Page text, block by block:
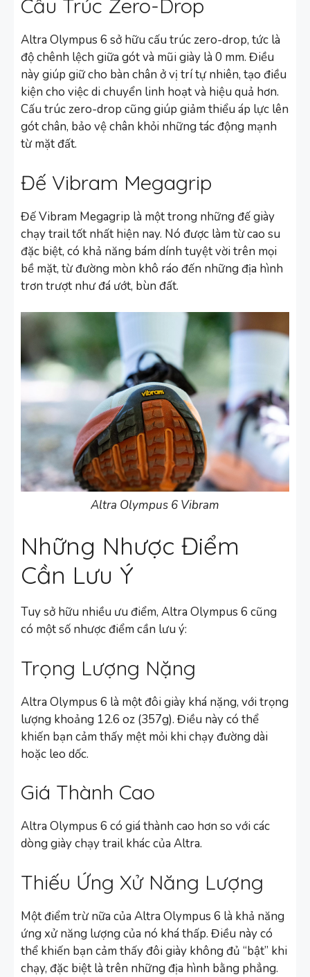
Cấu Trúc Zero-Drop
Altra Olympus 6 sở hữu cấu trúc zero-drop, tức là
độ chênh lệch giữa gót và mũi giày là 0 mm. Điều
này giúp giữ cho bàn chân ở vị trí tự nhiên, tạo điều
kiện cho việc di chuyển linh hoạt và hiệu quả hơn.
Cấu trúc zero-drop cũng giúp giảm thiểu áp lực lên
gót chân, bảo vệ chân khỏi những tác động mạnh
từ mặt đất.
Đế Vibram Megagrip
Đế Vibram Megagrip là một trong những đế giày
chạy trail tốt nhất hiện nay. Nó được làm từ cao su
đặc biệt, có khả năng bám dính tuyệt vời trên mọi
bề mặt, từ đường mòn khô ráo đến những địa hình
trơn trượt như đá ướt, bùn đất.
Altra Olympus 6 Vibram
Những Nhược Điểm
Cần Lưu Ý
Tuy sở hữu nhiều ưu điểm, Altra Olympus 6 cũng
có một số nhược điểm cần lưu ý:
Trọng Lượng Nặng
Altra Olympus 6 là một đôi giày khá nặng, với trọng
lượng khoảng 12.6 oz (357g). Điều này có thể
khiến bạn cảm thấy mệt mỏi khi chạy đường dài
hoặc leo dốc.
Giá Thành Cao
Altra Olympus 6 có giá thành cao hơn so với các
dòng giày chạy trail khác của Altra.
Thiếu Ứng Xử Năng Lượng
Một điểm trừ nữa của Altra Olympus 6 là khả năng
ứng xử năng lượng của nó khá thấp. Điều này có
thể khiến bạn cảm thấy đôi giày không đủ “bật” khi
chạy, đặc biệt là trên những địa hình bằng phẳng.